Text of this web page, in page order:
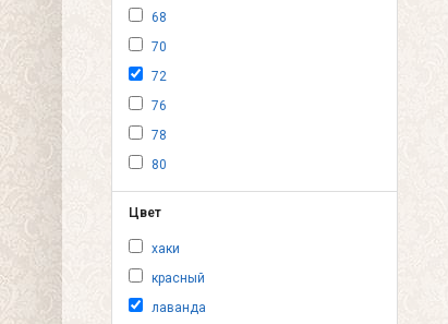
68
70
72
76
78
80
Цвет
хаки
красный
лаванда